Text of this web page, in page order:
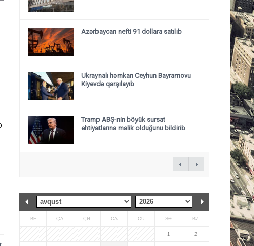
Azərbaycan nefti 91 dollara satılıb
Ukraynalı həmkarı Ceyhun Bayramovu
Kiyevdə qarşılayıb
Tramp ABŞ-nin böyük sursat
ehtiyatlarına malik olduğunu bildirib
BE ÇA ÇƏ CA CÜ ŞƏ BZ
1 2